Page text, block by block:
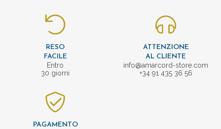
RESO
FACILE
Entro
30 giorni
ATTENZIONE
AL CLIENTE
info@amarcord-store.com
+34 91 435 36 56
PAGAMENTO